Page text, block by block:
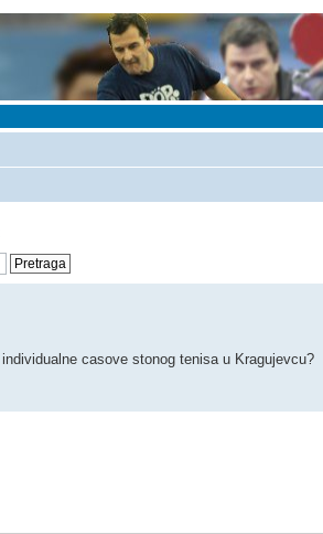
casove stonog tenisa u Kragujevcu?